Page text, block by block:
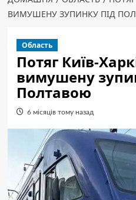
ВИМУШЕНУ ЗУПИНКУ ПІД
Область
Потяг Київ-
вимушену
Полтавою
6 місяців тому назад